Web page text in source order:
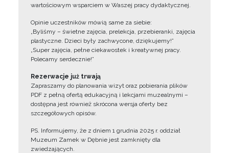
wartościowym wsparciem w Waszej pracy dydaktycznej.
Opinie uczestników mówią same za siebie:
„Byliśmy – świetne zajęcia, prelekcja, przebieranki, zajęcia
plastyczne. Dzieci były zachwycone, dziękujemy!”
„Super zajęcia, pełne ciekawostek i kreatywnej pracy.
Polecamy serdecznie!”
Rezerwacje już trwają
Zapraszamy do planowania wizyt oraz pobierania plików
PDF z pełną ofertą edukacyjną i lekcjami muzealnymi –
dostępna jest również skrócona wersja oferty bez
szczegółowych opisów.
PS. Informujemy, że z dniem 1 grudnia 2025 r. oddział
Muzeum Zamek w Dębnie jest zamknięty dla
zwiedzających.